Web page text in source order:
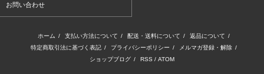
お問い合わせ
ホーム / 支払い方法について / 配送・送料について / 返品について /
特定商取引法に基づく表記 / プライバシーポリシー / メルマガ登録・解除 /
ショップブログ / RSS / ATOM